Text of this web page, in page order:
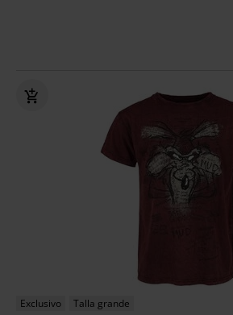
Exclusivo
Talla grande